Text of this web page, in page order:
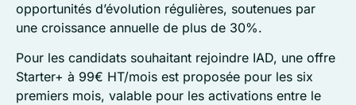
opportunités d’évolution régulières, soutenues par
une croissance annuelle de plus de 30%.
Pour les candidats souhaitant rejoindre IAD, une offre
Starter+ à 99€ HT/mois est proposée pour les six
premiers mois, valable pour les activations entre le